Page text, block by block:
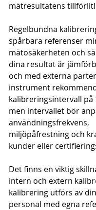
mätresultatens
Regelbundna
spårbara referenser
mätosäkerheten och
dina resultat är
och med externa
instrument
kalibreringsintervall på
men intervallet bör
användningsfrekvens,
miljöpåfrestning och
kunder eller
Det finns en viktig
intern och extern
kalibrering utförs av
personal med egna